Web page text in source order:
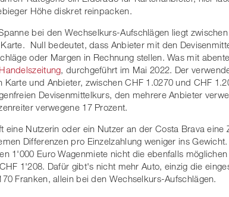
Höhe diskret reinpacken.
bei den Wechselkurs-Aufschlägen liegt
Null bedeutet, dass Anbieter mit den
oder Margen in Rechnung stellen. Was mit
Handelszeitung, durchgeführt im Mai 2022. Der
Karte und Anbieter, zwischen CHF 1.0270 und CHF
Devisenmittelkurs, den mehrere Anbieter
verwegene 17 Prozent.
eine Nutzerin oder ein Nutzer an der Costa Brava
Differenzen pro Einzelzahlung weniger ins
1'000 Euro Wagenmiete nicht die ebenfalls
1'208. Dafür gibt's nicht mehr Auto, einzig die
Franken, allein bei den Wechselkurs-Aufschlägen.